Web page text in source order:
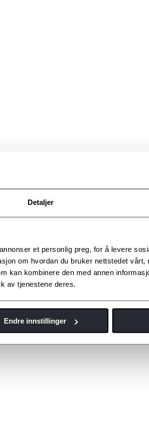
Detaljer
et personlig preg, for å levere
om hvordan du bruker nettstedet vårt,
kan kombinere den med annen
av tjenestene deres.
Endre innstillinger